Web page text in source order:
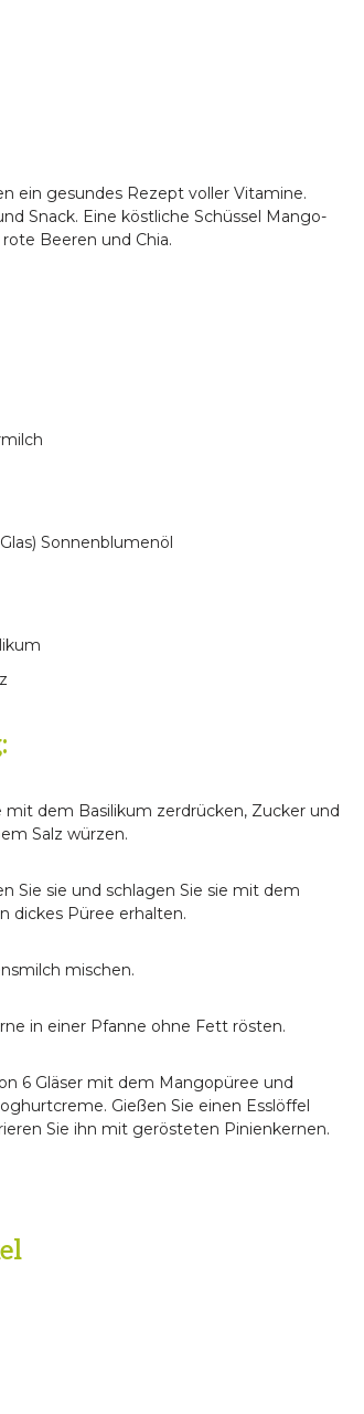
ein gesundes Rezept voller Vitamine.
Snack. Eine köstliche Schüssel Mango-
Beeren und Chia.
Sonnenblumenöl
mit dem Basilikum zerdrücken, Zucker und
Salz würzen.
Sie sie und schlagen Sie sie mit dem
dickes Püree erhalten.
mischen.
in einer Pfanne ohne Fett rösten.
6 Gläser mit dem Mangopüree und
Gießen Sie einen Esslöffel
Sie ihn mit gerösteten Pinienkernen.